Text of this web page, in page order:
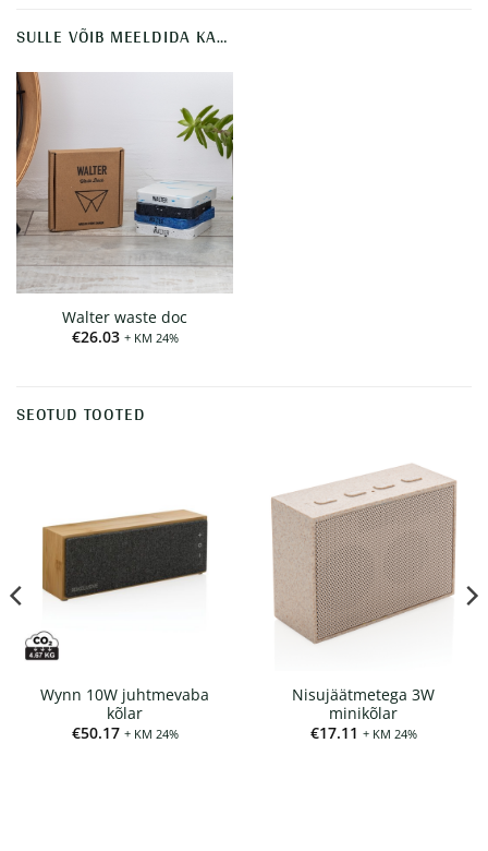
SULLE VÕIB MEELDIDA KA…
Walter waste doc
€26.03 + KM 24%
SEOTUD TOOTED
Wynn 10W juhtmevaba
kõlar
€50.17 + KM 24%
Nisujäätmetega 3W
minikõlar
€17.11 + KM 24%